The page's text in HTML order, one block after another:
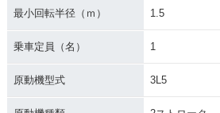
最小回転半径（ｍ） 1.5
乗車定員（名） 1
原動機型式 3L5